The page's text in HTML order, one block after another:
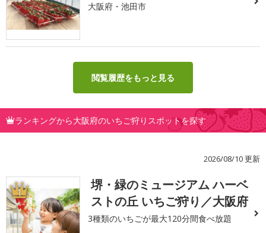
大阪府・池田市
閲覧履歴をもっと見る
ランキングから大阪府のいちご狩りスポットを探す
2026/08/10 更新
1
堺・緑のミュージアム ハーベ
ストの丘 いちご狩り／大阪府
3種類のいちごが最大120分間食べ放題